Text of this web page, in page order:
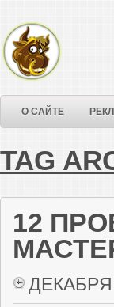
О САЙТЕ
TAG
12
ДЕКАБРЯ